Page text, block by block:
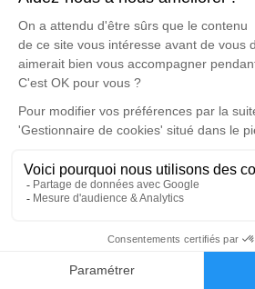
Faire-part
PAS DE FLEURS NI DE PLAQUES
Cérémonie religieuse
Église Saint Nicolas de
1 rue St Nicolas